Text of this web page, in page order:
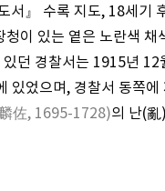
서』 수록 지도, 18세기
이 있는 옅은 노란색 채
던 경찰서는 1915년 12
었으며, 경찰서 동쪽에
佐, 1695-1728)의 난(亂